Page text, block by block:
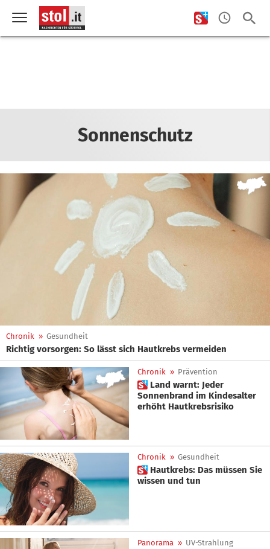
Sonnenschutz
Chronik » Gesundheit
Richtig vorsorgen: So lässt sich Hautkrebs vermeiden
Chronik » Prävention
 Land warnt: Jeder
Sonnenbrand im Kindesalter
erhöht Hautkrebsrisiko
Chronik » Gesundheit
 Hautkrebs: Das müssen Sie
wissen und tun
Panorama » UV-Strahlung